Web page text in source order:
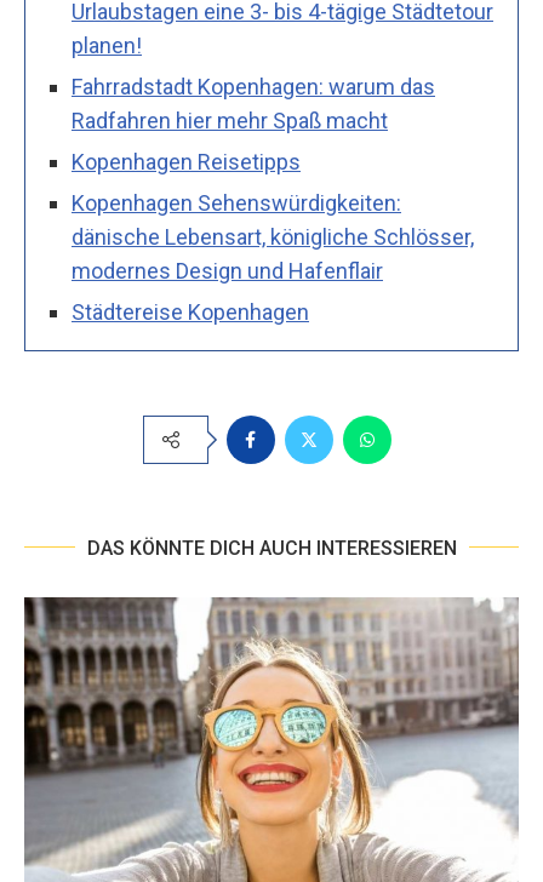
Urlaubstagen eine 3- bis 4-tägige Städtetour
planen!
Fahrradstadt Kopenhagen: warum das
Radfahren hier mehr Spaß macht
Kopenhagen Reisetipps
Kopenhagen Sehenswürdigkeiten:
dänische Lebensart, königliche Schlösser,
modernes Design und Hafenflair
Städtereise Kopenhagen
DAS KÖNNTE DICH AUCH INTERESSIEREN